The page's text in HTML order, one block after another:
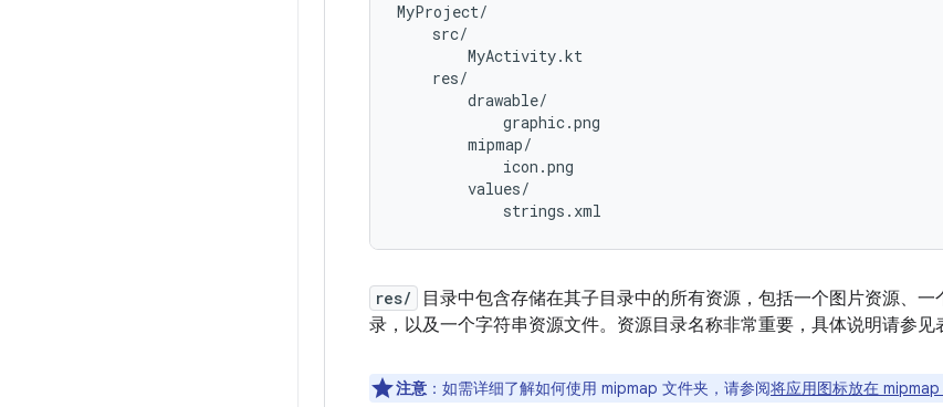
MyProject/
    src/
        MyActivity.kt
    res/
        drawable/
            graphic.png
        mipmap/
            icon.png
        values/
res/ 目录中包含存储在其子目录中的所有资源，包括一个图片资源、
录，以及一个字符串资源文件。资源目录名称非常重要，具体说明请参见
注意 ：如需详细了解如何使用 mipmap 文件夹，请参阅将应用图标放在 mipmap